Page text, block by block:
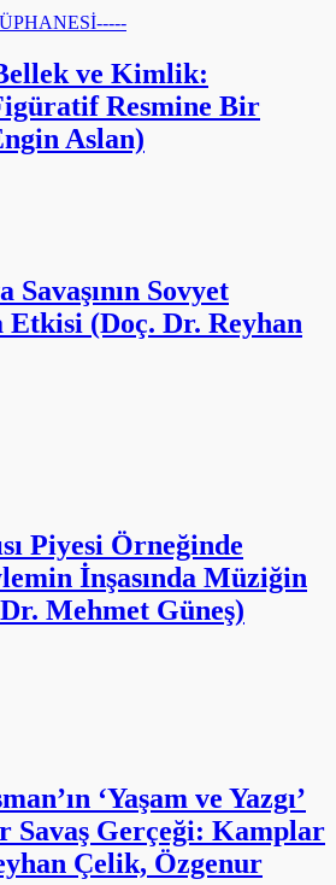
ve Kimlik:
Resmine Bir
Aslan)
Sovyet
Etkisi (Doç. Dr. Reyhan
Piyesi Örneğinde
İnşasında Müziğin
Mehmet Güneş)
‘Yaşam ve Yazgı’
Savaş Gerçeği: Kamplar
Çelik, Özgenur